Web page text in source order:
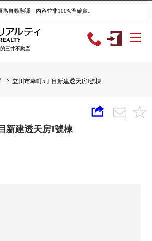
為自動翻譯，內容並非100%準確實。
三井不動產
立川市幸町5丁目新建透天房I號棟
新建透天房I號棟